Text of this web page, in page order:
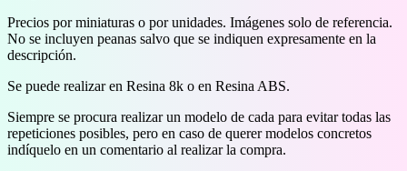
Precios por miniaturas o por unidades. Imágenes solo de referencia.
No se incluyen peanas salvo que se indiquen expresamente en la
descripción.
Se puede realizar en Resina 8k o en Resina ABS.
Siempre se procura realizar un modelo de cada para evitar todas las
repeticiones posibles, pero en caso de querer modelos concretos
indíquelo en un comentario al realizar la compra.